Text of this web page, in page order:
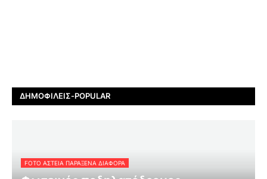
ΔΗΜΟΦΙΛΕΊΣ-POPULAR
FOTO ΑΣΤΕΙΑ ΠΑΡΑΞΕΝΑ ΔΙΑΦΟΡΑ